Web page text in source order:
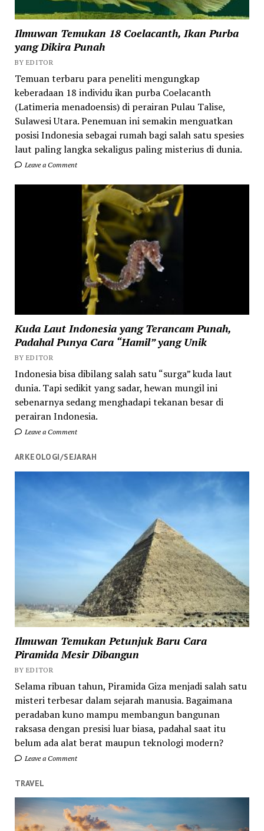
Ilmuwan Temukan 18 Coelacanth, Ikan Purba
yang Dikira Punah
BY EDITOR
Temuan terbaru para peneliti mengungkap
keberadaan 18 individu ikan purba Coelacanth
(Latimeria menadoensis) di perairan Pulau Talise,
Sulawesi Utara. Penemuan ini semakin menguatkan
posisi Indonesia sebagai rumah bagi salah satu spesies
laut paling langka sekaligus paling misterius di dunia.
Leave a Comment
Kuda Laut Indonesia yang Terancam Punah,
Padahal Punya Cara “Hamil” yang Unik
BY EDITOR
Indonesia bisa dibilang salah satu “surga” kuda laut
dunia. Tapi sedikit yang sadar, hewan mungil ini
sebenarnya sedang menghadapi tekanan besar di
perairan Indonesia.
Leave a Comment
ARKEOLOGI/SEJARAH
Ilmuwan Temukan Petunjuk Baru Cara
Piramida Mesir Dibangun
BY EDITOR
Selama ribuan tahun, Piramida Giza menjadi salah satu
misteri terbesar dalam sejarah manusia. Bagaimana
peradaban kuno mampu membangun bangunan
raksasa dengan presisi luar biasa, padahal saat itu
belum ada alat berat maupun teknologi modern?
Leave a Comment
TRAVEL